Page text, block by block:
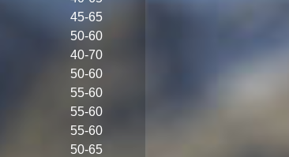
45-65
50-60
40-70
50-60
55-60
55-60
55-60
50-65